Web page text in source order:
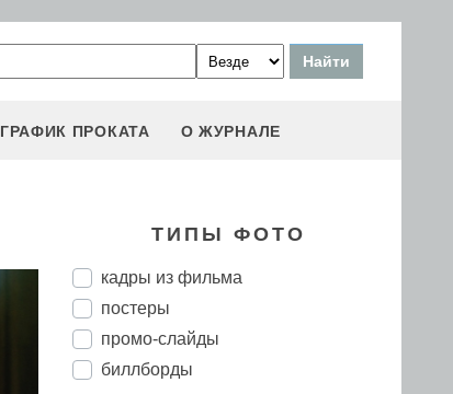
ГРАФИК ПРОКАТА О ЖУРНАЛЕ
ТИПЫ ФОТО
кадры из фильма
постеры
промо-слайды
биллборды